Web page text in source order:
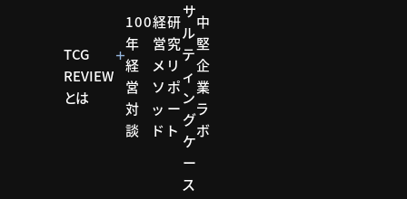
TCG
REVIEW
とは
100
年
経
営
対
談
経
営
メ
ソ
ッ
ド
研
究
リ
ポ
ー
ト
サ
ル
テ
ィ
ン
グ
ケ
ー
ス
中
堅
企
業
ラ
ボ
研究リポートSDGs・ESG経営研究会
中小企業におけるSDGsの実装
研究リポー
ト
SDGs・
ESG経